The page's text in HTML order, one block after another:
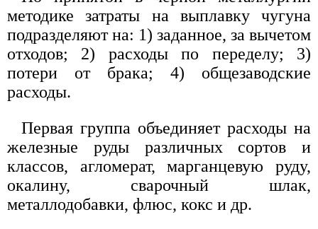
методике затраты на выплавку чугуна
подразделяют на: 1) заданное, за вычетом
отходов; 2) расходы по переделу; 3)
потери от брака; 4) общезаводские
расходы.
Первая группа объединяет расходы на
железные руды различных сортов и
классов, агломерат, марганцевую руду,
окалину, сварочный шлак,
металлодобавки, флюс, кокс и др.